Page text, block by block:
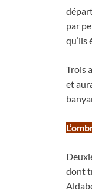
par
qu’ils
Trois
et
dont